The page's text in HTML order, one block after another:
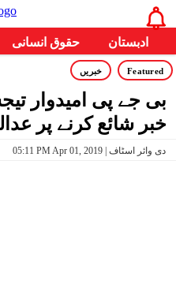
حقوق انسانی ادبستان
Featured خبریں
بی جے پی امیدوار
خبر شائع کرنے پر
05:11 PM Apr 01, 2019 | دی وائر اسٹاف